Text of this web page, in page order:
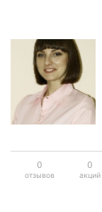
0
отзывов
0
акций